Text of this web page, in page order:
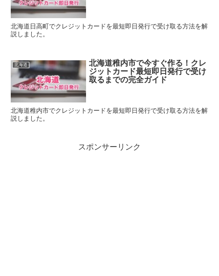
北海道日高町でクレジットカードを最短即日発行で受け取る方法を解
説しました。
北海道
北海道稚内市で今すぐ作る！クレ
ジットカード最短即日発行で受け
取るまでの完全ガイド
北海道稚内市でクレジットカードを最短即日発行で受け取る方法を解
説しました。
スポンサーリンク